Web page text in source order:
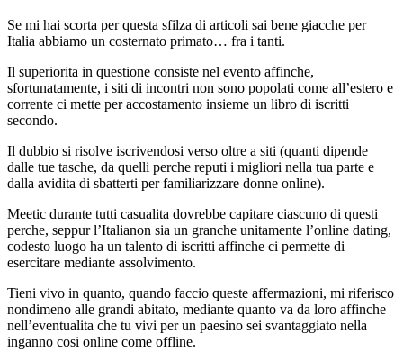
Se mi hai scorta per questa sfilza di articoli sai bene giacche per
Italia abbiamo un costernato primato… fra i tanti.
Il superiorita in questione consiste nel evento affinche,
sfortunatamente, i siti di incontri non sono popolati come all’estero e
corrente ci mette per accostamento insieme un libro di iscritti
secondo.
Il dubbio si risolve iscrivendosi verso oltre a siti (quanti dipende
dalle tue tasche, da quelli perche reputi i migliori nella tua parte e
dalla avidita di sbatterti per familiarizzare donne online).
Meetic durante tutti casualita dovrebbe capitare ciascuno di questi
perche, seppur l’Italianon sia un granche unitamente l’online dating,
codesto luogo ha un talento di iscritti affinche ci permette di
esercitare mediante assolvimento.
Tieni vivo in quanto, quando faccio queste affermazioni, mi riferisco
nondimeno alle grandi abitato, mediante quanto va da loro affinche
nell’eventualita che tu vivi per un paesino sei svantaggiato nella
inganno cosi online come offline.